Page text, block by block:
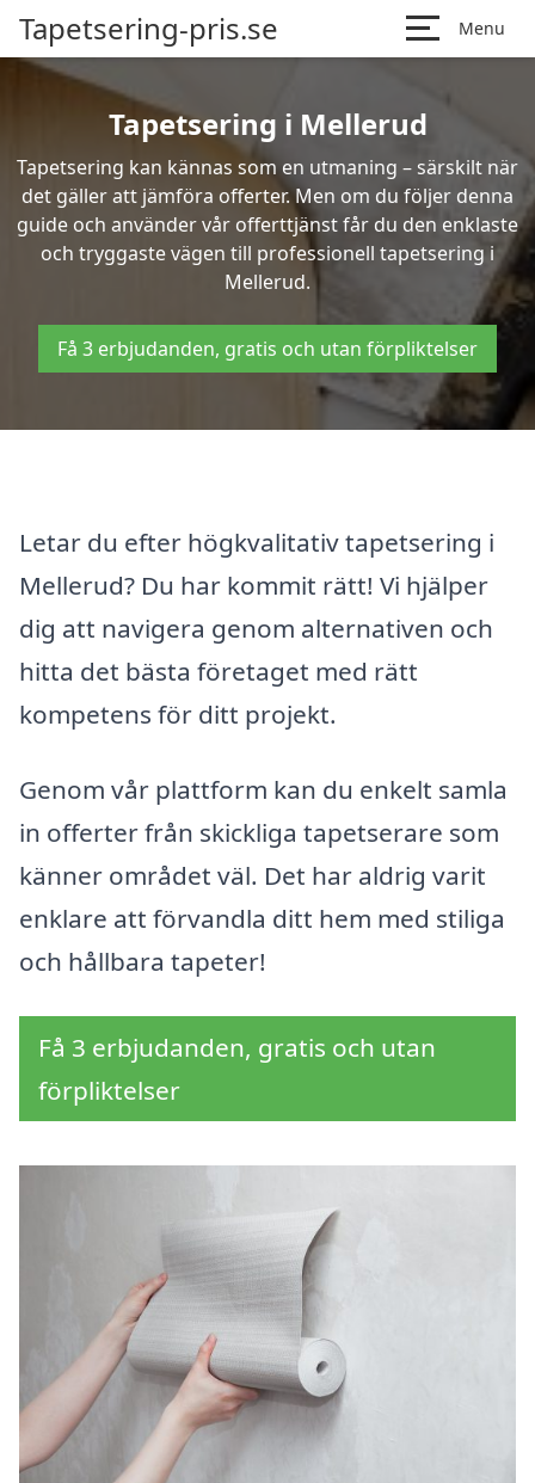
Tapetsering-pris.se Menu
Tapetsering i Mellerud
Tapetsering kan kännas som en utmaning – särskilt när
det gäller att jämföra offerter. Men om du följer denna
guide och använder vår offerttjänst får du den enklaste
och tryggaste vägen till professionell tapetsering i
Mellerud.
Få 3 erbjudanden, gratis och utan förpliktelser
Letar du efter högkvalitativ tapetsering i
Mellerud? Du har kommit rätt! Vi hjälper
dig att navigera genom alternativen och
hitta det bästa företaget med rätt
kompetens för ditt projekt.
Genom vår plattform kan du enkelt samla
in offerter från skickliga tapetserare som
känner området väl. Det har aldrig varit
enklare att förvandla ditt hem med stiliga
och hållbara tapeter!
Få 3 erbjudanden, gratis och utan
förpliktelser